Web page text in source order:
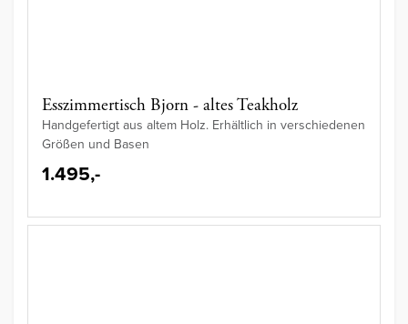
Esszimmertisch Bjorn - altes Teakholz
Handgefertigt aus altem Holz. Erhältlich in verschiedenen
Größen und Basen
1.495,-